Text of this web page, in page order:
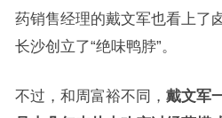
药销售经理的戴文军也看上了
长沙创立了“绝味鸭脖”。
不过，和周富裕不同， 戴文军